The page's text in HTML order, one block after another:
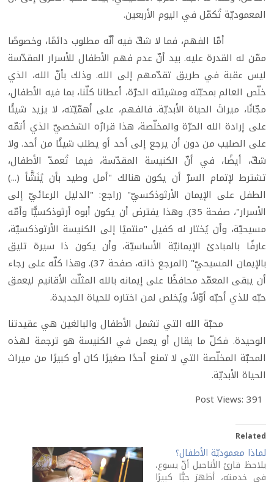
المعموديّة تُكمّل في اليوم الأربعين.
أمّا الفهم، فما لا شكّ فيه أنّه مطلوب دائمًا، وخصوصًا
ممّن له القدرة عليه. بيد أنّ عدم فهم الأطفال للأسرار المقدّسة
ليس عقبة في طريق تقدّمهم إلى الله. وذلك بأنّ الله، الذي
خلّص العالم بمحبّته ومشيئته الحرّة، أعطانا كلّنا، بما فيه الأطفال،
مجّانًا، ميراثَ الحياة الأبديّة. فالفهم، على أهمّيّته، لا يزيد شيئًا
على إرادة الله الحرّة والمخلّصة، هذا قرارُه الشخصيّ الذي أتمّه
على الصليب من دون أن يرجع إلى أحد أو يطلب شيئًا من أحد. ولا
شكّ، أيضًا، في أنّ الكنيسة المقدّسة، فيما تُعمدّ الأطفال،
تشترط لإتمام السرّ أن يكون هنالك "أمل وطيد بأن يُنَشَّأ (...)
الطفل على الإيمان الأرثوذكسيّ" (راجع: "الدليل الرعائيّ إلى
الأسرار"، صفحة 35). وهذا يفترض أن يكون أبوه أرثوذكسيًّا وأمّه
مسيحيّة، وأن يُختار له كفيل "منتميًا إلى الكنيسة الأرثوذكسيّة،
عارفًا بالمبادئ الإيمانيّة الأساسيّة، وأن يكون ذا سيرة تليق
بالإيمان المسيحيّ" (المرجع ذاته، صفحة 37). وهذا كلّه على رجاء
أن يبقى المعمّد محافظًا على إيمانه بالله المثلّث الأقانيم ليعمق
حبّه للذي أحبّه أوّلاً، ويُخلص لمن اختاره للحياة الجديدة.
محبّة الله التي تشمل الأطفال والبالغين هي عقيدتنا
الوحيدة. فكلّ ما يقال أو يعمل في الكنيسة هو ترجمة لهذه
المحبّة المخلّصة التي لا تمنع أحدًا صغيرًا كان أو كبيرًا من ميراث
الحياة الأبديّة.
Post Views: 391
Related
لماذا معموديّة الأطفال؟
يلاحظ قارئ الأناجيل أنّ يسوع،
في خدمته، أظهرَ حبًّا كبيرًا